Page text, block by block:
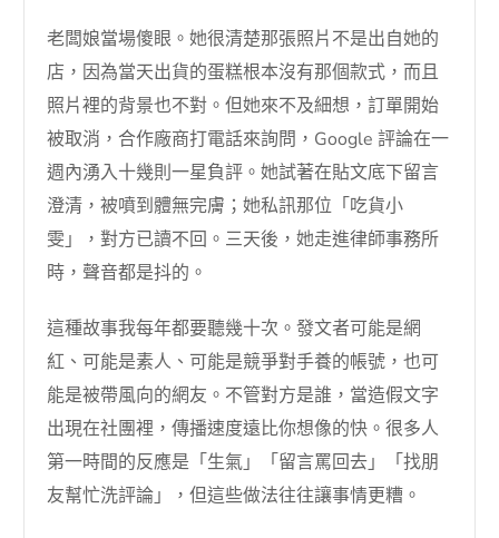
老闆娘當場傻眼。她很清楚那張照片不是出自她的
店，因為當天出貨的蛋糕根本沒有那個款式，而且
照片裡的背景也不對。但她來不及細想，訂單開始
被取消，合作廠商打電話來詢問，Google 評論在一
週內湧入十幾則一星負評。她試著在貼文底下留言
澄清，被噴到體無完膚；她私訊那位「吃貨小
雯」，對方已讀不回。三天後，她走進律師事務所
時，聲音都是抖的。
這種故事我每年都要聽幾十次。發文者可能是網
紅、可能是素人、可能是競爭對手養的帳號，也可
能是被帶風向的網友。不管對方是誰，當造假文字
出現在社團裡，傳播速度遠比你想像的快。很多人
第一時間的反應是「生氣」「留言罵回去」「找朋
友幫忙洗評論」，但這些做法往往讓事情更糟。